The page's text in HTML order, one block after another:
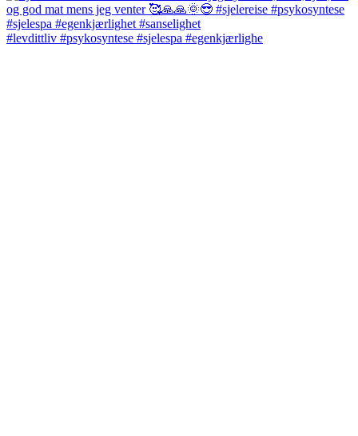
#levdittliv #psykosyntese #sjelespa #egenkjærlighe